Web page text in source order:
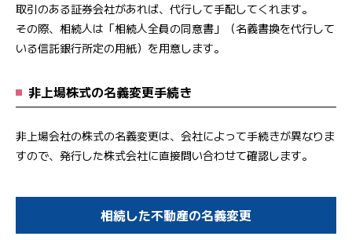
取引のある証券会社があれば、代行して手配してくれます。
その際、相続人は「相続人全員の同意書」（名義書換を代行して
いる信託銀行所定の用紙）を用意します。
非上場株式の名義変更手続き
非上場会社の株式の名義変更は、会社によって手続きが異なりま
すので、発行した株式会社に直接問い合わせて確認します。
相続した不動産の名義変更